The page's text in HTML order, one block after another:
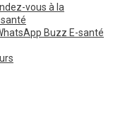
vous à la
Buzz E-santé